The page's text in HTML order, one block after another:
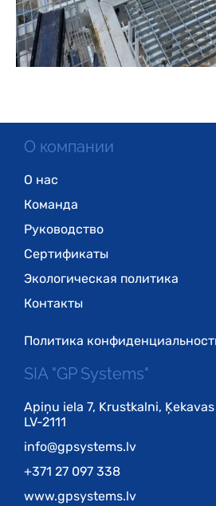
О компании
О нас
Команда
Руководство
Сертификаты
Экологическая политика
Контакты
Политика
SIA "GP Systems"
Apiņu iela 7, Krustkalni,
LV-2111
info@gpsystems.lv
+371 27 097 338
www.gpsystems.lv